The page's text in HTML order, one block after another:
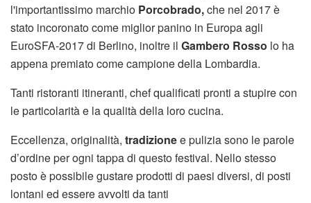
l'importantissimo marchio Porcobrado,che nel 2017 è
stato incoronato come miglior panino in Europa agli
EuroSFA-2017 di Berlino, inoltre il Gambero Rosso lo ha
appena premiato come campione della Lombardia.
Tanti ristoranti itineranti, chef qualificati pronti a stupire con
le particolarità e la qualità della loro cucina.
Eccellenza, originalità, tradizionee pulizia sono le parole
d’ordine per ogni tappa di questo festival. Nello stesso
posto è possibile gustare prodotti di paesi diversi, di posti
lontani ed essere avvolti da tanti